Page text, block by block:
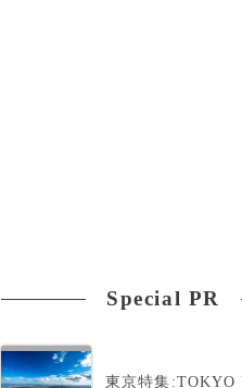
Special PR
東京特集:TOKYO